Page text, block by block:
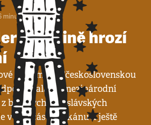
minut
hrozí
diplomacie (československou
že mezinárodní
bývalých jugoslávských
v této části Balkánu k ještě